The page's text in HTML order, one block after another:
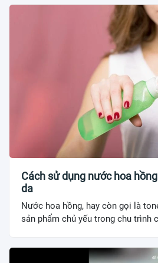
Cách sử dụng nước hoa
da
Nước hoa hồng, hay còn gọi là
sản phẩm chủ yếu trong chu trình